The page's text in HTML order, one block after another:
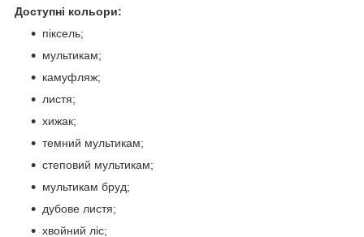
Доступні кольори:
піксель;
мультикам;
камуфляж;
листя;
хижак;
темний мультикам;
степовий мультикам;
мультикам бруд;
дубове листя;
хвойний ліс;